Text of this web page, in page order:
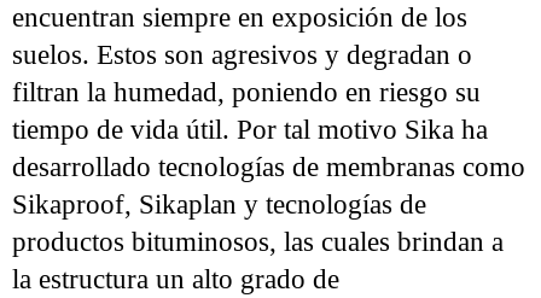
encuentran siempre en exposición de los
suelos. Estos son agresivos y degradan o
filtran la humedad, poniendo en riesgo su
tiempo de vida útil. Por tal motivo Sika ha
desarrollado tecnologías de membranas como
Sikaproof, Sikaplan y tecnologías de
productos bituminosos, las cuales brindan a
la estructura un alto grado de